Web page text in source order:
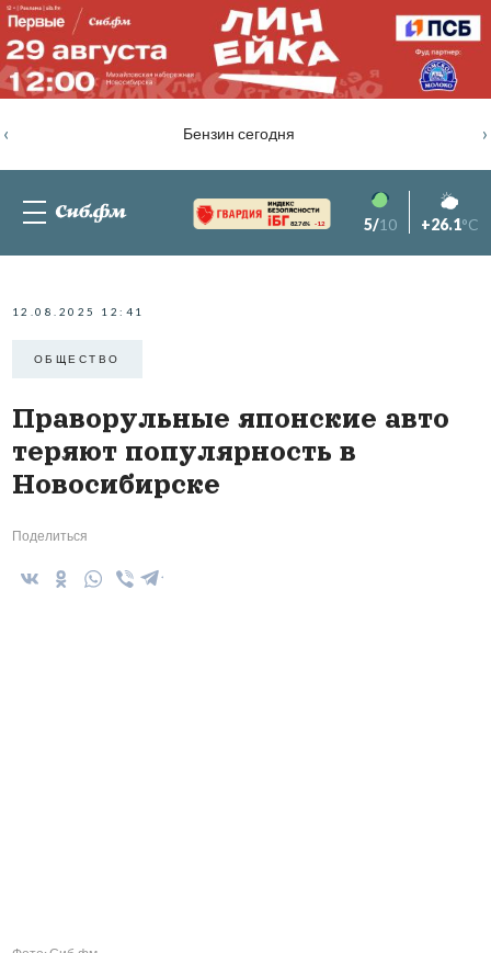
Бензин сегодня
‹ ›
82.76% -1.2 5/10 +26.1°C
12.08.2025 12:41
ОБЩЕСТВО
Праворульные японские авто
теряют популярность в
Новосибирске
Поделиться